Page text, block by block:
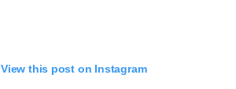
View this post on Instagram